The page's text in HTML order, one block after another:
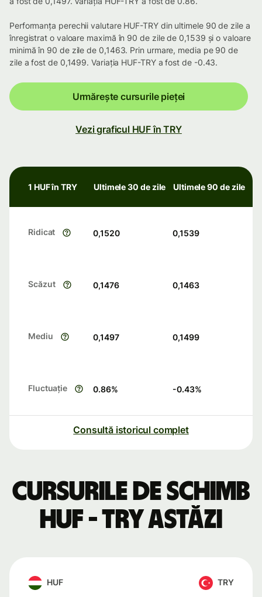
Performanța perechii valutare HUF-TRY din ultimele 90 de zile a
înregistrat o valoare maximă în 90 de zile de 0,1539 și o valoare
minimă în 90 de zile de 0,1463. Prin urmare, media pe 90 de
zile a fost de 0,1499. Variația HUF-TRY a fost de -0.43.
Urmărește cursurile pieței
Vezi graficul HUF în TRY
1 HUF în TRY Ultimele 30 de zile Ultimele 90 de zile
Ridicat 0,1520 0,1539
Scăzut 0,1476 0,1463
Mediu 0,1497 0,1499
Fluctuație 0.86% -0.43%
Consultă istoricul complet
Cursurile de schimb
HUF - TRY astăzi
HUF TRY